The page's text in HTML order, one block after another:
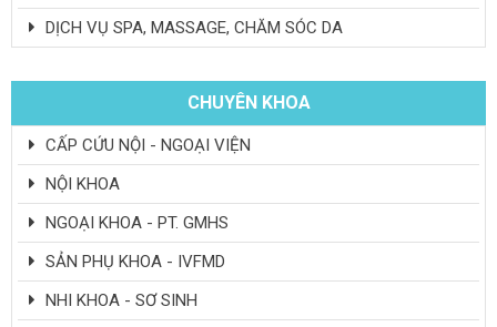
DỊCH VỤ SPA, MASSAGE, CHĂM SÓC DA
CHUYÊN KHOA
CẤP CỨU NỘI - NGOẠI VIỆN
NỘI KHOA
NGOẠI KHOA - PT. GMHS
SẢN PHỤ KHOA - IVFMD
NHI KHOA - SƠ SINH